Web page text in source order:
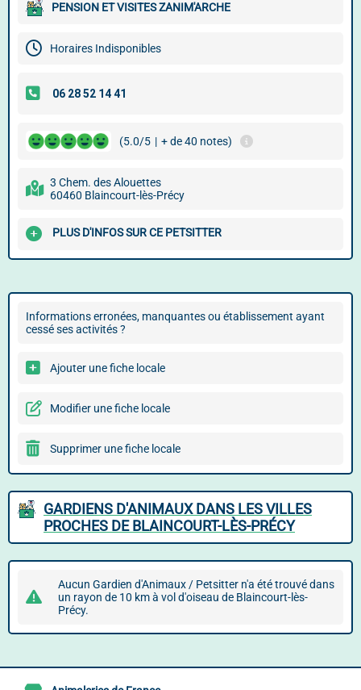
PENSION ET VISITES ZANIM'ARCHE
Horaires Indisponibles
(5.0/5 | + de 40 notes)
3 Chem. des Alouettes
60460 Blaincourt-lès-Précy
PLUS D'INFOS SUR CE PETSITTER
Informations erronées, manquantes ou établissement ayant
cessé ses activités ?
Ajouter une fiche locale
Modifier une fiche locale
Supprimer une fiche locale
GARDIENS D'ANIMAUX DANS LES VILLES
PROCHES DE BLAINCOURT-LÈS-PRÉCY
Aucun Gardien d'Animaux / Petsitter n'a été trouvé dans
un rayon de 10 km à vol d'oiseau de Blaincourt-lès-
Précy.